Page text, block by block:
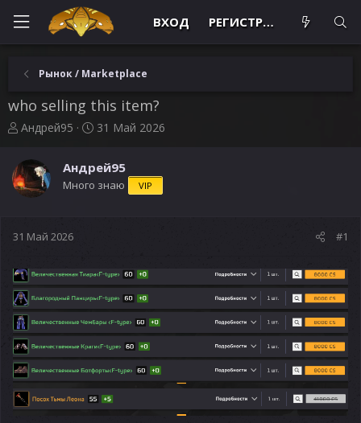
ВХОД РЕГИСТРАЦИЯ
Рынок / Marketplace
who selling this item?
А
т
о
р
м
Андрей95
Д
а
н
31 Май 2026
Андрей95
Много знаю VIP
31 Май 2026 #1